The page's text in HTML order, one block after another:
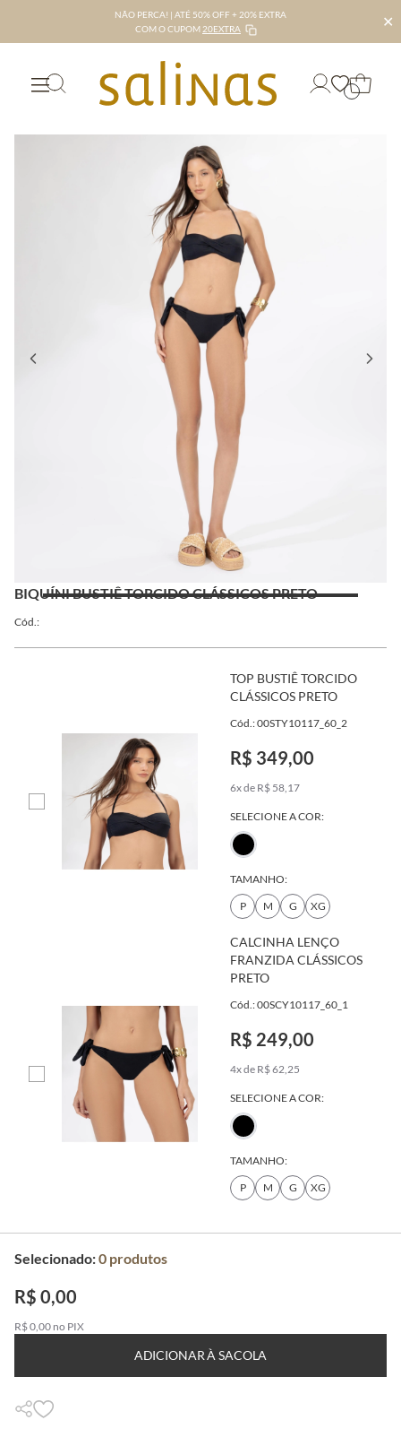
NÃO PERCA! | ATÉ 50% OFF + 20% EXTRA
COM O CUPOM 20EXTRA ✕
BIQUÍNI BUSTIÊ TORCIDO CLÁSSICOS PRETO
Cód.:
TOP BUSTIÊ TORCIDO
CLÁSSICOS PRETO
Cód.: 00STY10117_60_2
R$ 349,00
6x de R$ 58,17
SELECIONE A COR:
TAMANHO:
P
M G XG
CALCINHA LENÇO
FRANZIDA CLÁSSICOS
PRETO
Cód.: 00SCY10117_60_1
R$ 249,00
4x de R$ 62,25
SELECIONE A COR:
TAMANHO:
P
M G XG
Selecionado:0 produtos
R$ 0,00
R$ 0,00 no PIX
ADICIONAR À SACOLA